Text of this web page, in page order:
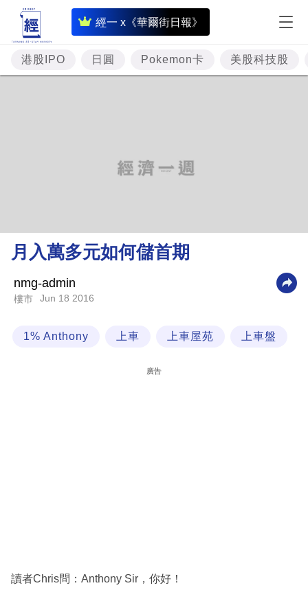
經一 x《華爾街日報》
即
時
財
經
理
財
業
技
閱
港股IPO 日圓 Pokemon卡 美股科技股
月入萬多元如何儲首期
nmg-admin
樓市 Jun 18 2016
1% Anthony 上車 上車屋苑 上車盤
廣告
讀者Chris問：Anthony Sir，你好！